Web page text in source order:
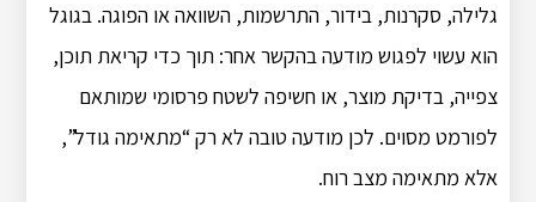
גלילה, סקרנות, בידור, התרשמות, השוואה או הפוגה. בגוגל
הוא עשוי לפגוש מודעה בהקשר אחר: תוך כדי קריאת תוכן,
צפייה, בדיקת מוצר, או חשיפה לשטח פרסומי שמותאם
לפורמט מסוים. לכן מודעה טובה לא רק “מתאימה גודל”,
אלא מתאימה מצב רוח.